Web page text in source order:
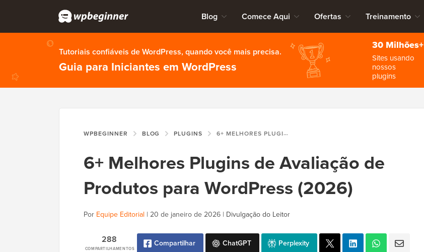
Blog Comece Aqui Ofertas Treinamento
Tutoriais confiáveis de WordPress, quando você mais precisa.
Guia para Iniciantes em WordPress
30 Milhões+
Sites usando
nossos
plugins
WPBEGINNER BLOG PLUGINS 6+ MELHORES PLUGINS DE AVALIAÇÃO DE PRODUTOS PARA WORDPRESS (2026)
6+ Melhores Plugins de Avaliação de
Produtos para WordPress (2026)
Por Equipe Editorial | 20 de janeiro de 2026 | Divulgação do Leitor
COMPARTILHAMENTOS
288 Compartilhar ChatGPT Perplexity